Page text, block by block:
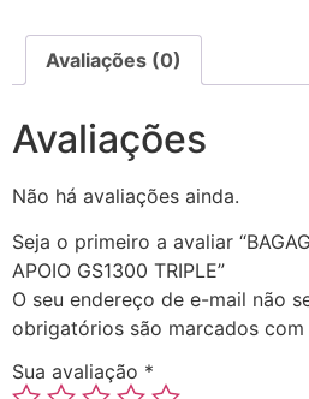
Avaliações (0)
Avaliações
Não há avaliações ainda.
Seja o primeiro a avaliar
APOIO GS1300 TRIPLE”
O seu endereço de e-mail não
obrigatórios são marcados com
Sua avaliação *